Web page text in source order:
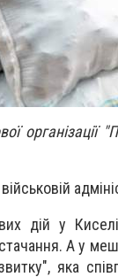
організації
дій у
А у
яка